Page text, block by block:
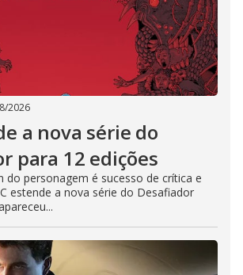
2026
a nova série do
para 12 edições
do personagem é sucesso de crítica e
estende a nova série do Desafiador